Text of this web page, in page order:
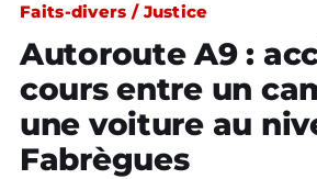
Faits-divers / Justice
Autoroute A9 :
cours entre un
une voiture au
Fabrègues